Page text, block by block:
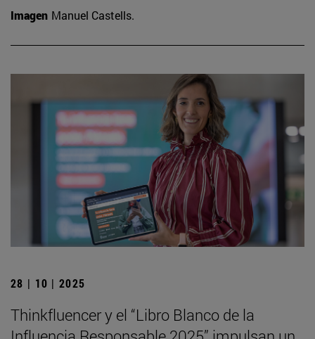
Imagen Manuel Castells.
28 | 10 | 2025
Thinkfluencer y el “Libro Blanco de la